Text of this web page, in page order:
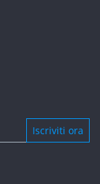
Iscriviti ora